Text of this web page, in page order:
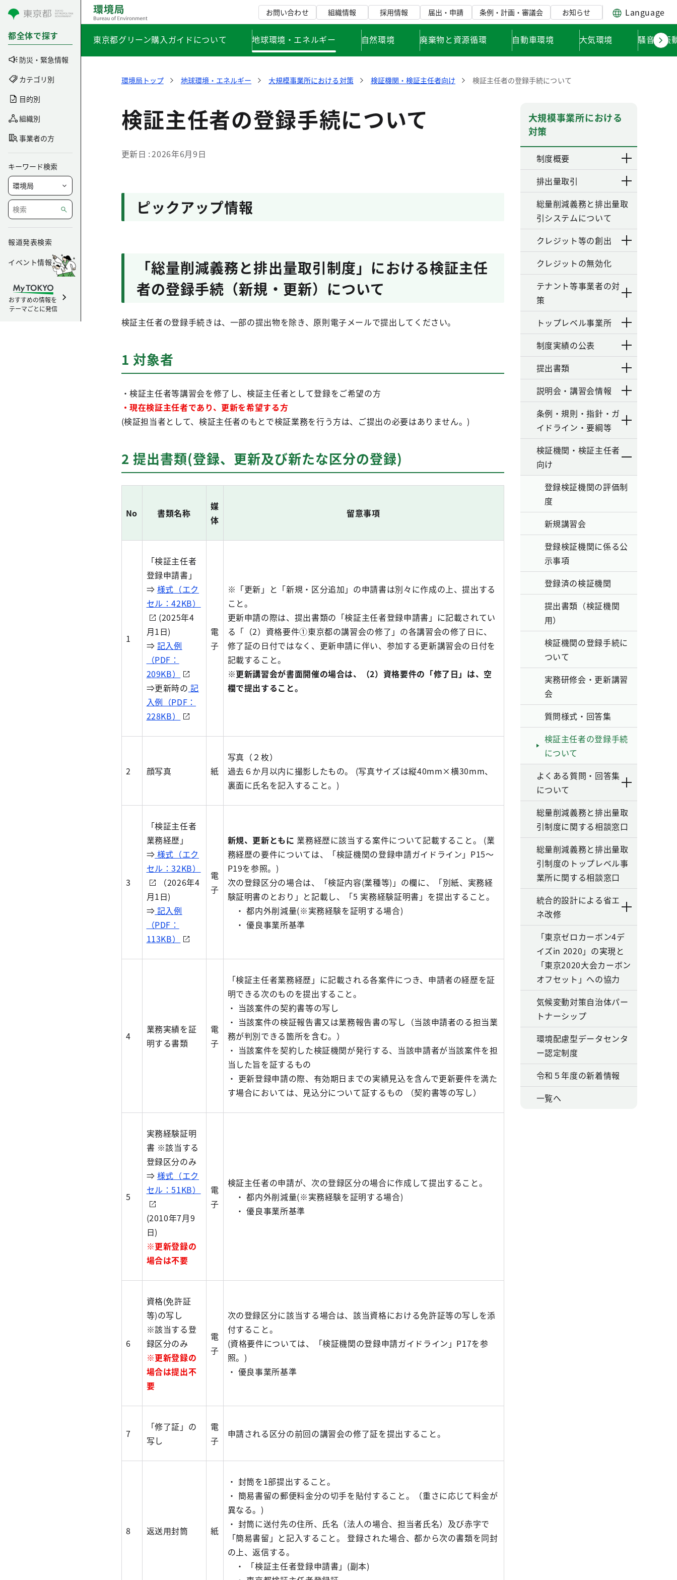
コンテンツにスキップ
都全体で探す
防災・緊急情報
カテゴリ別
目的別
組織別
事業者の方
キーワード検索
報道発表検索
イベント情報
おすすめの情報を
テーマごとに発信
お問い合わせ 組織情報 採用情報 届出・申請 条例・計画・審議会 お知らせ Language
東京都グリーン購入ガイドについて 地球環境・エネルギー 自然環境 廃棄物と資源循環 自動車環境 大気環境 騒音・振
環境局トップ 地球環境・エネルギー 大規模事業所における対策 検証機関・検証主任者向け 検証主任者の登録手続について
検証主任者の登録手続について
更新日 2026年6月9日
ピックアップ情報
「総量削減義務と排出量取引制度」における検証主任
者の登録手続（新規・更新）について
検証主任者の登録手続きは、一部の提出物を除き、原則電子メールで提出してください。
1 対象者
・検証主任者等講習会を修了し、検証主任者として登録をご希望の方
・現在検証主任者であり、更新を希望する方
(検証担当者として、検証主任者のもとで検証業務を行う方は、ご提出の必要はありません。)
2 提出書類(登録、更新及び新たな区分の登録)
No 書類名称
媒
体
留意事項
1
「検証主任者
登録申請書」
⇒ 様式（エク
セル：42KB）
(2025年4
月1日)
⇒ 記入例
（PDF：
209KB）
⇒更新時の 記
入例（PDF：
228KB）
電
子
※「更新」と「新規・区分追加」の申請書は別々に作成の上、提出する
こと。
更新申請の際は、提出書類の「検証主任者登録申請書」に記載されてい
る「（2）資格要件①東京都の講習会の修了」の各講習会の修了日に、
修了証の日付ではなく、更新申請に伴い、参加する更新講習会の日付を
記載すること。
※更新講習会が書面開催の場合は、（2）資格要件の「修了日」は、空
欄で提出すること。
2 顔写真 紙
写真（２枚）
過去６か月以内に撮影したもの。 (写真サイズは縦40mm×横30mm、
裏面に氏名を記入すること。)
3
「検証主任者
業務経歴」
⇒ 様式（エク
セル：32KB）
（2026年4
月1日)
⇒ 記入例
（PDF：
113KB）
電
子
新規、更新ともに 業務経歴に該当する案件について記載すること。 (業
務経歴の要件については、「検証機関の登録申請ガイドライン」P15～
P19を参照。)
次の登録区分の場合は、「検証内容(業種等)」の欄に、「別紙、実務経
験証明書のとおり」と記載し、「5 実務経験証明書」を提出すること。
・ 都内外削減量(※実務経験を証明する場合)
・ 優良事業所基準
4
業務実績を証
明する書類
電
子
「検証主任者業務経歴」に記載される各案件につき、申請者の経歴を証
明できる次のものを提出すること。
・ 当該案件の契約書等の写し
・ 当該案件の検証報告書又は業務報告書の写し（当該申請者のる担当業
務が判別できる箇所を含む。）
・ 当該案件を契約した検証機関が発行する、当該申請者が当該案件を担
当した旨を証するもの
・ 更新登録申請の際、有効期日までの実績見込を含んで更新要件を満た
す場合においては、見込分について証するもの （契約書等の写し）
5
実務経験証明
書 ※該当する
登録区分のみ
⇒ 様式（エク
セル：51KB）
(2010年7月9
日)
※更新登録の
場合は不要
電
子
検証主任者の申請が、次の登録区分の場合に作成して提出すること。
・ 都内外削減量(※実務経験を証明する場合)
・ 優良事業所基準
6
資格(免許証
等)の写し
※該当する登
録区分のみ
※更新登録の
場合は提出不
要
電
子
次の登録区分に該当する場合は、該当資格における免許証等の写しを添
付すること。
(資格要件については、「検証機関の登録申請ガイドライン」P17を参
照。)
・ 優良事業所基準
7
「修了証」の
写し
電
子
申請される区分の前回の講習会の修了証を提出すること。
8 返送用封筒 紙
・ 封筒を1部提出すること。
・ 簡易書留の郵便料金分の切手を貼付すること。（重さに応じて料金が
異なる。)
・ 封筒に送付先の住所、氏名（法人の場合、担当者氏名）及び赤字で
「簡易書留」と記入すること。 登録された場合、都から次の書類を同封
の上、返信する。
・ 「検証主任者登録申請書」(副本)
大規模事業所における
対策
制度概要
排出量取引
総量削減義務と排出量取
引システムについて
クレジット等の創出
クレジットの無効化
テナント等事業者の対
策
トップレベル事業所
制度実績の公表
提出書類
説明会・講習会情報
条例・規則・指針・ガ
イドライン・要綱等
検証機関・検証主任者
向け
登録検証機関の評価制
度
新規講習会
登録検証機関に係る公
示事項
登録済の検証機関
提出書類（検証機関
用）
検証機関の登録手続に
ついて
実務研修会・更新講習
会
質問様式・回答集
検証主任者の登録手続
について
よくある質問・回答集
について
総量削減義務と排出量取
引制度に関する相談窓口
総量削減義務と排出量取
引制度のトップレベル事
業所に関する相談窓口
統合的設計による省エ
ネ改修
「東京ゼロカーボン4デ
イズin 2020」の実現と
「東京2020大会カーボン
オフセット」への協力
気候変動対策自治体パー
トナーシップ
環境配慮型データセンタ
ー認定制度
令和５年度の新着情報
一覧へ